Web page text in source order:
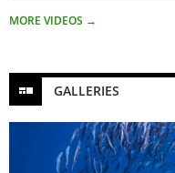
MORE VIDEOS →
GALLERIES